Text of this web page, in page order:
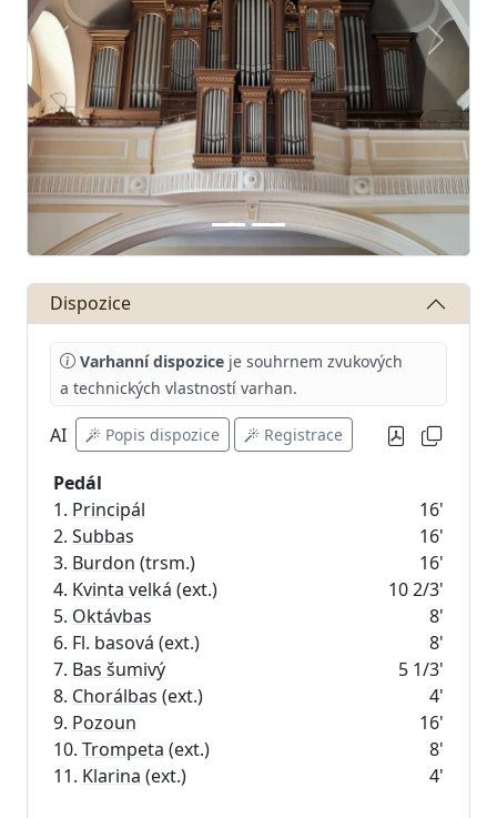
Předchozí Další
Dispozice
Varhanní dispozice je souhrnem zvukových
a technických vlastností varhan.
AI Popis dispozice Registrace
Pedál
1. Principál
16'
2. Subbas
16'
3. Burdon (trsm.)
16'
4. Kvinta velká (ext.)
10 2/3'
5. Oktávbas
8'
6. Fl. basová (ext.)
8'
7. Bas šumivý
5 1/3'
8. Chorálbas (ext.)
4'
9. Pozoun
16'
10. Trompeta (ext.)
8'
11. Klarina (ext.) 4'